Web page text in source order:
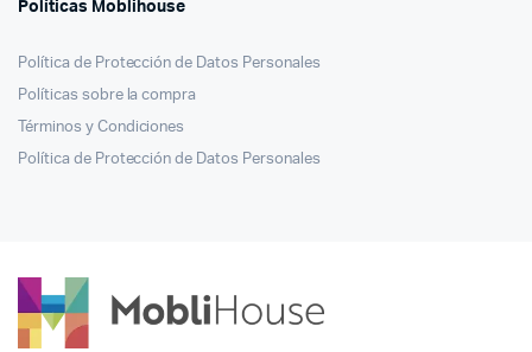
Políticas Moblihouse
Política de Protección de Datos Personales
Políticas sobre la compra
Términos y Condiciones
Política de Protección de Datos Personales